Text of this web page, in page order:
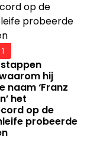
hij
naam ‘Franz
het
op de
probeerde